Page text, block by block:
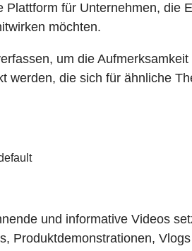
für Unternehmen, die
möchten.
um die
werden, die sich für ähnliche
und informative Videos
Produktdemonstrationen,